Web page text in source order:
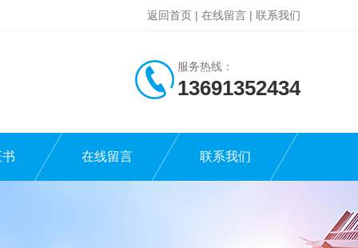
返回首页 | 在线留言 | 联系我们
服务热线：
13691352434
在线留言 联系我们